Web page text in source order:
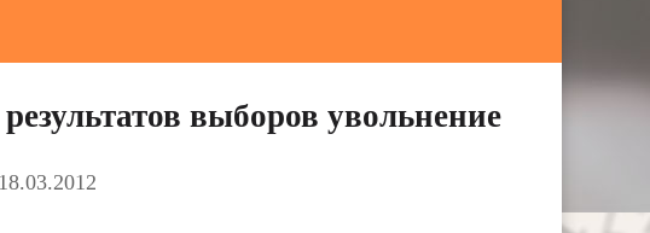
выборов увольнение
18.03.2012